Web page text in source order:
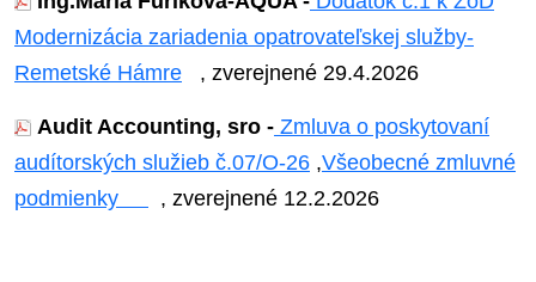
Modernizácia zariadenia opatrovateľskej služby-
Remetské Hámre , zverejnené 29.4.2026
Audit Accounting, sro - Zmluva o poskytovaní
audítorských služieb č.07/O-26 ,Všeobecné zmluvné
podmienky
, zverejnené 12.2.2026